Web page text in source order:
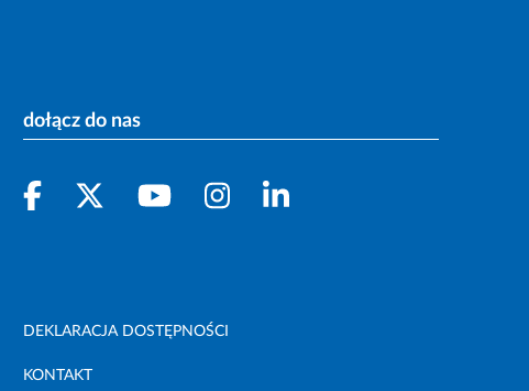
dołącz do nas
DEKLARACJA DOSTĘPNOŚCI
KONTAKT